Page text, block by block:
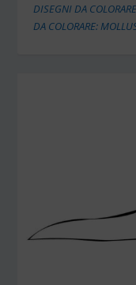
DISEGNI DA
DA COLORARE: